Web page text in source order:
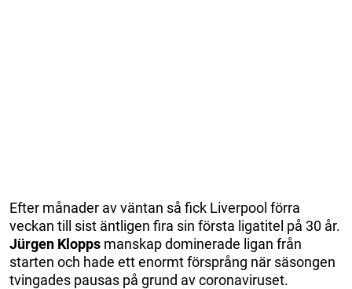
Efter månader av väntan så fick Liverpool förra
veckan till sist äntligen fira sin första ligatitel på 30 år.
Jürgen Klopps manskap dominerade ligan från
starten och hade ett enormt försprång när säsongen
tvingades pausas på grund av coronaviruset.